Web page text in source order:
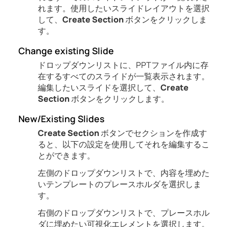
れます。使用したいスライドレイアウトを選択
して、 Create Sectionボタンをクリックしま
す。
Change existing Slide
ドロップダウンリストに、PPTファイル内に存
在するすべてのスライドが一覧表示されます。
編集したいスライドを選択して、 Create
Sectionボタンをクリックします。
New/Existing Slides
Create Sectionボタンでセクションを作成す
ると、以下の設定を使用してそれを編集するこ
とができます。
左側のドロップダウンリストで、内容を埋めた
いテンプレートのプレースホルダを選択しま
す。
右側のドロップダウンリストで、プレースホル
ダに埋めたい可視化エレメントを選択します。